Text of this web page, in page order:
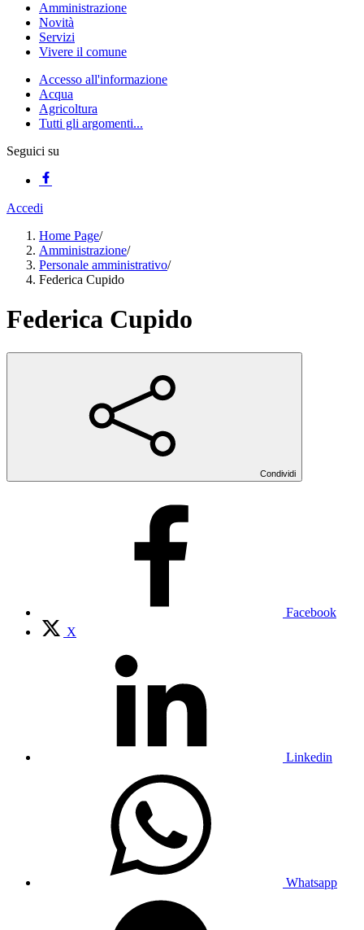
Amministrazione
Novità
Servizi
Vivere il comune
Accesso all'informazione
Acqua
Agricoltura
Tutti gli argomenti...
Seguici su
Accedi
Home Page/
Amministrazione/
Personale amministrativo/
Federica Cupido
Federica Cupido
Condividi
Facebook
X
Linkedin
Whatsapp